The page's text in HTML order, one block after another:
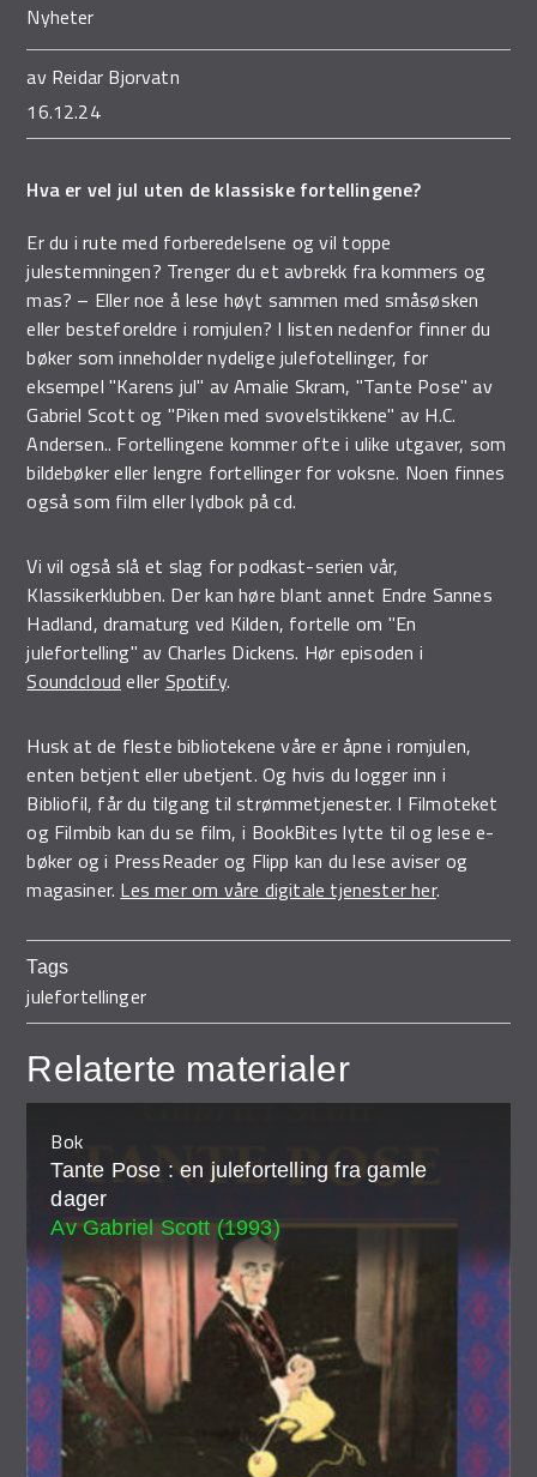
Nyheter
av Reidar Bjorvatn
16.12.24
Hva er vel jul uten de klassiske fortellingene?
Er du i rute med forberedelsene og vil toppe
julestemningen? Trenger du et avbrekk fra kommers og
mas? – Eller noe å lese høyt sammen med småsøsken
eller besteforeldre i romjulen? I listen nedenfor finner du
bøker som inneholder nydelige julefotellinger, for
eksempel "Karens jul" av Amalie Skram, "Tante Pose" av
Gabriel Scott og "Piken med svovelstikkene" av H.C.
Andersen.. Fortellingene kommer ofte i ulike utgaver, som
bildebøker eller lengre fortellinger for voksne. Noen finnes
også som film eller lydbok på cd.
Vi vil også slå et slag for podkast-serien vår,
Klassikerklubben. Der kan høre blant annet Endre Sannes
Hadland, dramaturg ved Kilden, fortelle om "En
julefortelling" av Charles Dickens. Hør episoden i
Soundcloud eller Spotify.
Husk at de fleste bibliotekene våre er åpne i romjulen,
enten betjent eller ubetjent. Og hvis du logger inn i
Bibliofil, får du tilgang til strømmetjenester. I Filmoteket
og Filmbib kan du se film, i BookBites lytte til og lese e-
bøker og i PressReader og Flipp kan du lese aviser og
magasiner. Les mer om våre digitale tjenester her.
Tags
julefortellinger
Relaterte materialer
Bok
Tante Pose : en julefortelling fra gamle
dager
Av Gabriel Scott (1993)